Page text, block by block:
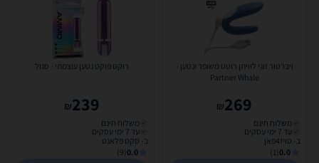
ויברטור זוגי לוויתן רוטט משופר ונטען -
Partner Whale
269
₪
משלוח חינם
עד 7 ימי עסקים
ב- טויז4פאן
0.0
(1)
רוקט פוקט נטען עוצמתי - סגול
239
₪
משלוח חינם
עד 7 ימי עסקים
ב- סקס פלאנט
0.0
(9)